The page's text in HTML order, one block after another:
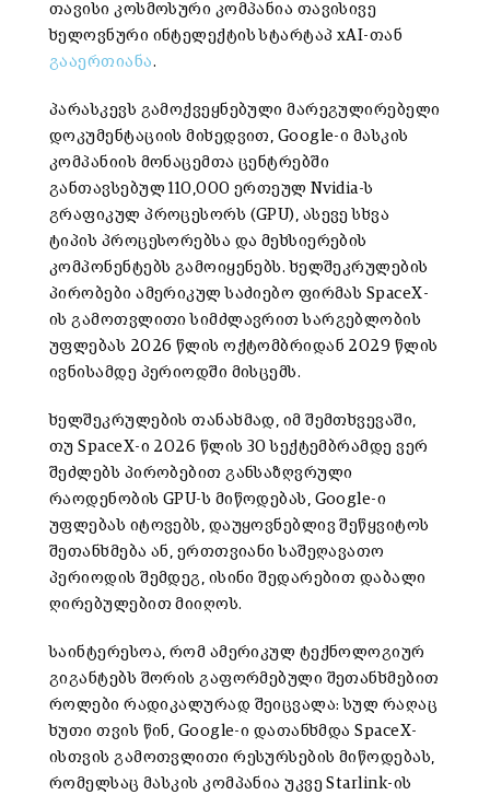
თავისი კოსმოსური კომპანია თავისივე
ხელოვნური ინტელექტის სტარტაპ xAI-თან
გააერთიანა.
პარასკევს გამოქვეყნებული მარეგულირებელი
დოკუმენტაციის მიხედვით, Google-ი მასკის
კომპანიის მონაცემთა ცენტრებში
განთავსებულ 110,000 ერთეულ Nvidia-ს
გრაფიკულ პროცესორს (GPU), ასევე სხვა
ტიპის პროცესორებსა და მეხსიერების
კომპონენტებს გამოიყენებს. ხელშეკრულების
პირობები ამერიკულ საძიებო ფირმას SpaceX-
ის გამოთვლითი სიმძლავრით სარგებლობის
უფლებას 2026 წლის ოქტომბრიდან 2029 წლის
ივნისამდე პერიოდში მისცემს.
ხელშეკრულების თანახმად, იმ შემთხვევაში,
თუ SpaceX-ი 2026 წლის 30 სექტემბრამდე ვერ
შეძლებს პირობებით განსაზღვრული
რაოდენობის GPU-ს მიწოდებას, Google-ი
უფლებას იტოვებს, დაუყოვნებლივ შეწყვიტოს
შეთანხმება ან, ერთთვიანი საშეღავათო
პერიოდის შემდეგ, ისინი შედარებით დაბალი
ღირებულებით მიიღოს.
საინტერესოა, რომ ამერიკულ ტექნოლოგიურ
გიგანტებს შორის გაფორმებული შეთანხმებით
როლები რადიკალურად შეიცვალა: სულ რაღაც
ხუთი თვის წინ, Google-ი დათანხმდა SpaceX-
ისთვის გამოთვლითი რესურსების მიწოდებას,
რომელსაც მასკის კომპანია უკვე Starlink-ის